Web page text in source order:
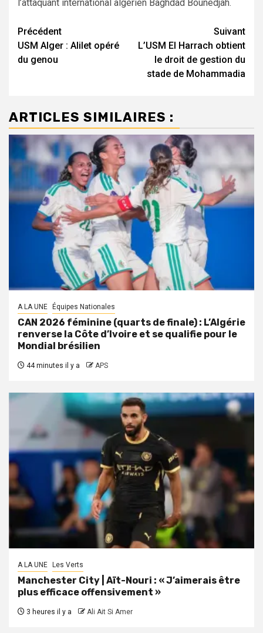
l’attaquant international algérien Baghdad Bounedjah.
Navigation
d’article
Précédent
USM Alger : Alilet opéré
du genou
Suivant
L’USM El Harrach obtient
le droit de gestion du
stade de Mohammadia
ARTICLES SIMILAIRES :
A LA UNE Équipes Nationales
CAN 2026 féminine (quarts de finale) : L’Algérie
renverse la Côte d’Ivoire et se qualifie pour le
Mondial brésilien
44 minutes il y a APS
A LA UNE Les Verts
Manchester City | Aït-Nouri : « J’aimerais être
plus efficace offensivement »
3 heures il y a Ali Ait Si Amer